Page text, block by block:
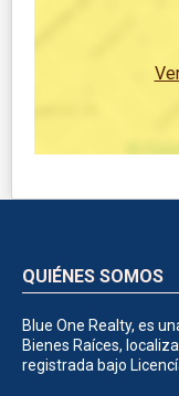
QUIÉNES SOMOS
Blue One Realty, es
Bienes Raíces,
registrada bajo